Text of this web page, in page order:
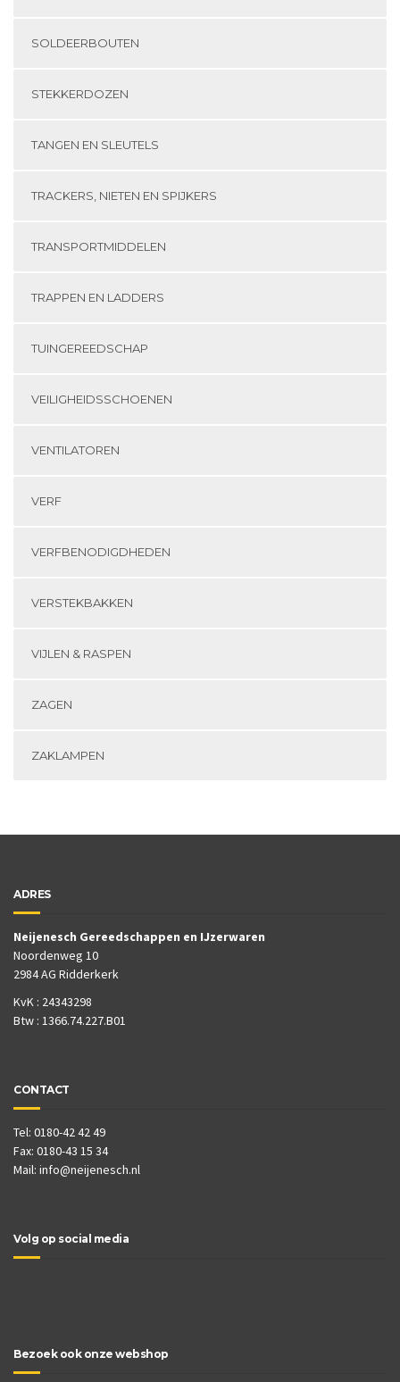
SOLDEERBOUTEN
STEKKERDOZEN
TANGEN EN SLEUTELS
TRACKERS, NIETEN EN SPIJKERS
TRANSPORTMIDDELEN
TRAPPEN EN LADDERS
TUINGEREEDSCHAP
VEILIGHEIDSSCHOENEN
VENTILATOREN
VERF
VERFBENODIGDHEDEN
VERSTEKBAKKEN
VIJLEN & RASPEN
ZAGEN
ZAKLAMPEN
ADRES
Neijenesch Gereedschappen en IJzerwaren
Noordenweg 10
2984 AG Ridderkerk
KvK : 24343298
Btw : 1366.74.227.B01
CONTACT
Tel: 0180-42 42 49
Fax: 0180-43 15 34
Mail: info@neijenesch.nl
Volg op social media
Bezoek ook onze webshop